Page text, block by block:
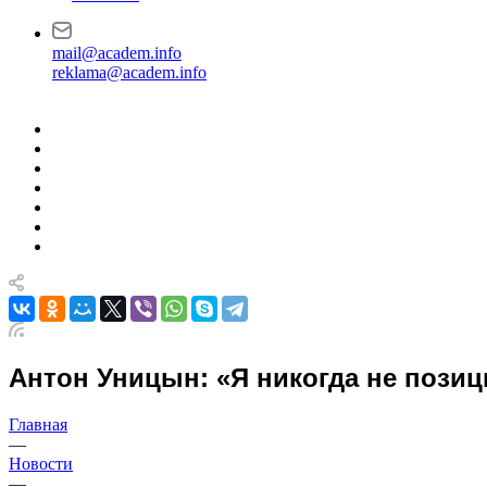
mail@academ.info
reklama@academ.info
Антон Уницын: «Я никогда не
Главная
—
Новости
—